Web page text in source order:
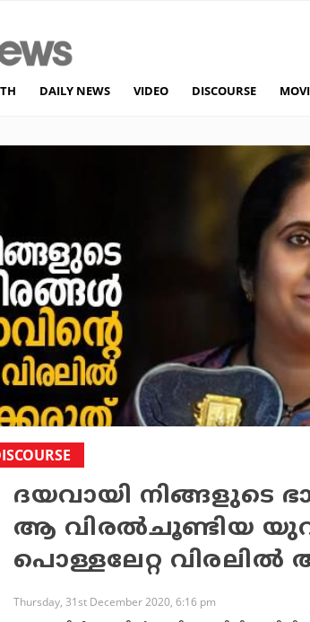
DAILY NEWS VIDEO DISCOURSE
ദയവായി നിങ്ങളുടെ
ആ വിരല്‍ചൂണ്ടിയ
പൊള്ളലേറ്റ
Thursday, 31st December 2020, 6:16 pm